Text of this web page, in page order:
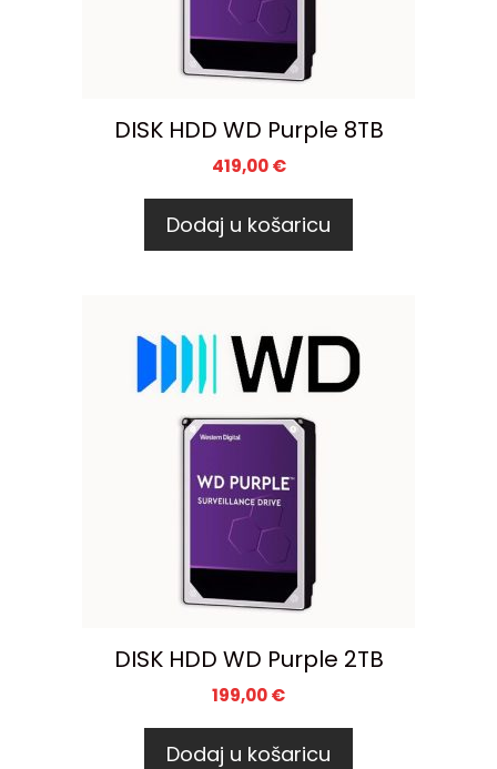
DISK HDD WD Purple 8TB
419,00€
Dodaj u košaricu
DISK HDD WD Purple 2TB
199,00€
Dodaj u košaricu